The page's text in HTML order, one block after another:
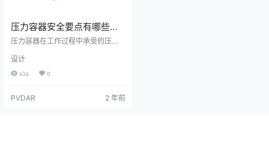
压力容器安全要点有哪些，
一起来了解一下
压力容器在工作过程中承受的压
全问题，后果将极为严重。因此，
压力容器的安全问题一直是各行业
容器安全要点，以供参考。 1.设计阶
设计
634 0
PVDAR 2 年前